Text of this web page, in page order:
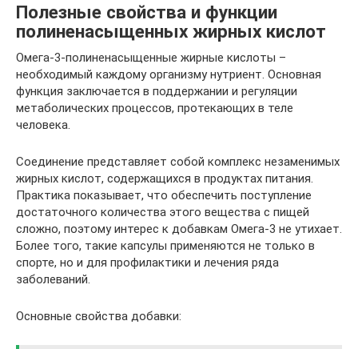
Полезные свойства и функции
полиненасыщенных жирных кислот
Омега-3-полиненасыщенные жирные кислоты –
необходимый каждому организму нутриент. Основная
функция заключается в поддержании и регуляции
метаболических процессов, протекающих в теле
человека.
Соединение представляет собой комплекс незаменимых
жирных кислот, содержащихся в продуктах питания.
Практика показывает, что обеспечить поступление
достаточного количества этого вещества с пищей
сложно, поэтому интерес к добавкам Омега-3 не утихает.
Более того, такие капсулы применяются не только в
спорте, но и для профилактики и лечения ряда
заболеваний.
Основные свойства добавки: